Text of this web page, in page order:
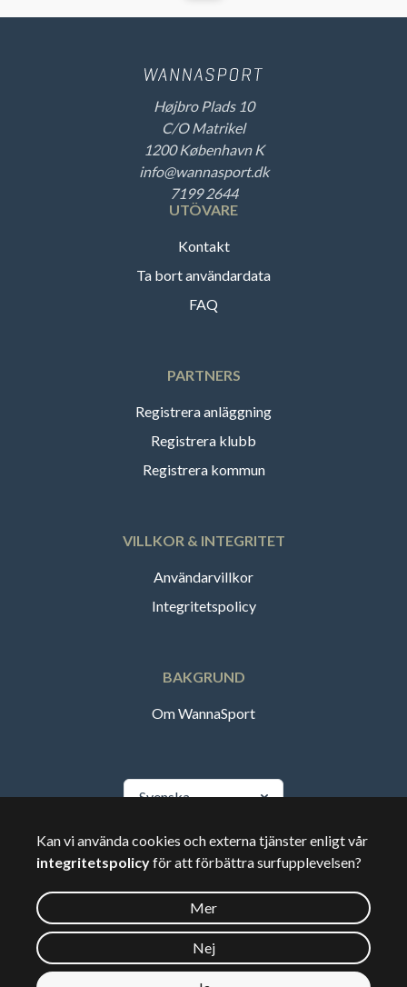
Højbro Plads 10
C/O Matrikel
1200 København K
info@wannasport.dk
7199 2644
UTÖVARE
Kontakt
Ta bort användardata
FAQ
PARTNERS
Registrera anläggning
Registrera klubb
Registrera kommun
VILLKOR & INTEGRITET
Användarvillkor
Integritetspolicy
BAKGRUND
Om WannaSport
Svenska
🇸🇪Sverige
©2026Wannasport.dk
Kan vi använda cookies och externa tjänster enligt vår
integritetspolicyför att förbättra surfupplevelsen?
Mer
Nej